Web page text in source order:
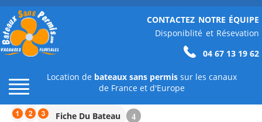
CONTACTEZ NOTRE ÉQUIPE
Disponiblité et Résevation
04 67 13 19 62
Location de bateaux sans permis sur les canaux
de France et d'Europe
Fiche Du Bateau 4